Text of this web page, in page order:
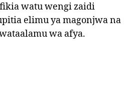
watu wengi zaidi
elimu ya magonjwa na
wa afya.